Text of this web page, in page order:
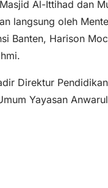
Al-Ittihad dan
langsung oleh
Banten, Harison
Direktur
Yayasan